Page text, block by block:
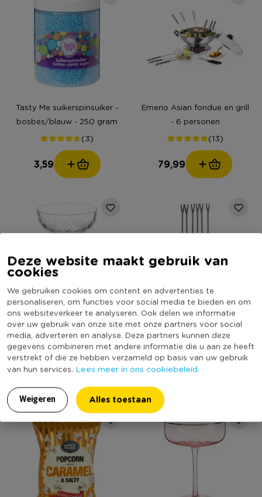
Deze website maakt gebruik van
cookies
We gebruiken cookies om content en advertenties te
personaliseren, om functies voor social media te bieden en om
ons websiteverkeer te analyseren. Ook delen we informatie
over uw gebruik van onze site met onze partners voor social
media, adverteren en analyse. Deze partners kunnen deze
gegevens combineren met andere informatie die u aan ze heeft
verstrekt of die ze hebben verzameld op basis van uw gebruik
van hun services. Lees meer in ons cookiebeleid.
Weigeren Alles toestaan
Tasty Me suikerspinsuiker -
bosbes/blauw - 250 gram
(3)
3,59
Emerio Asian fondue en grill
- 6 personen
(13)
79,99
Champagneglas timeless -
transparant - 27 cl
(12)
6,49
Fondueprikkers - set van 6
2,99